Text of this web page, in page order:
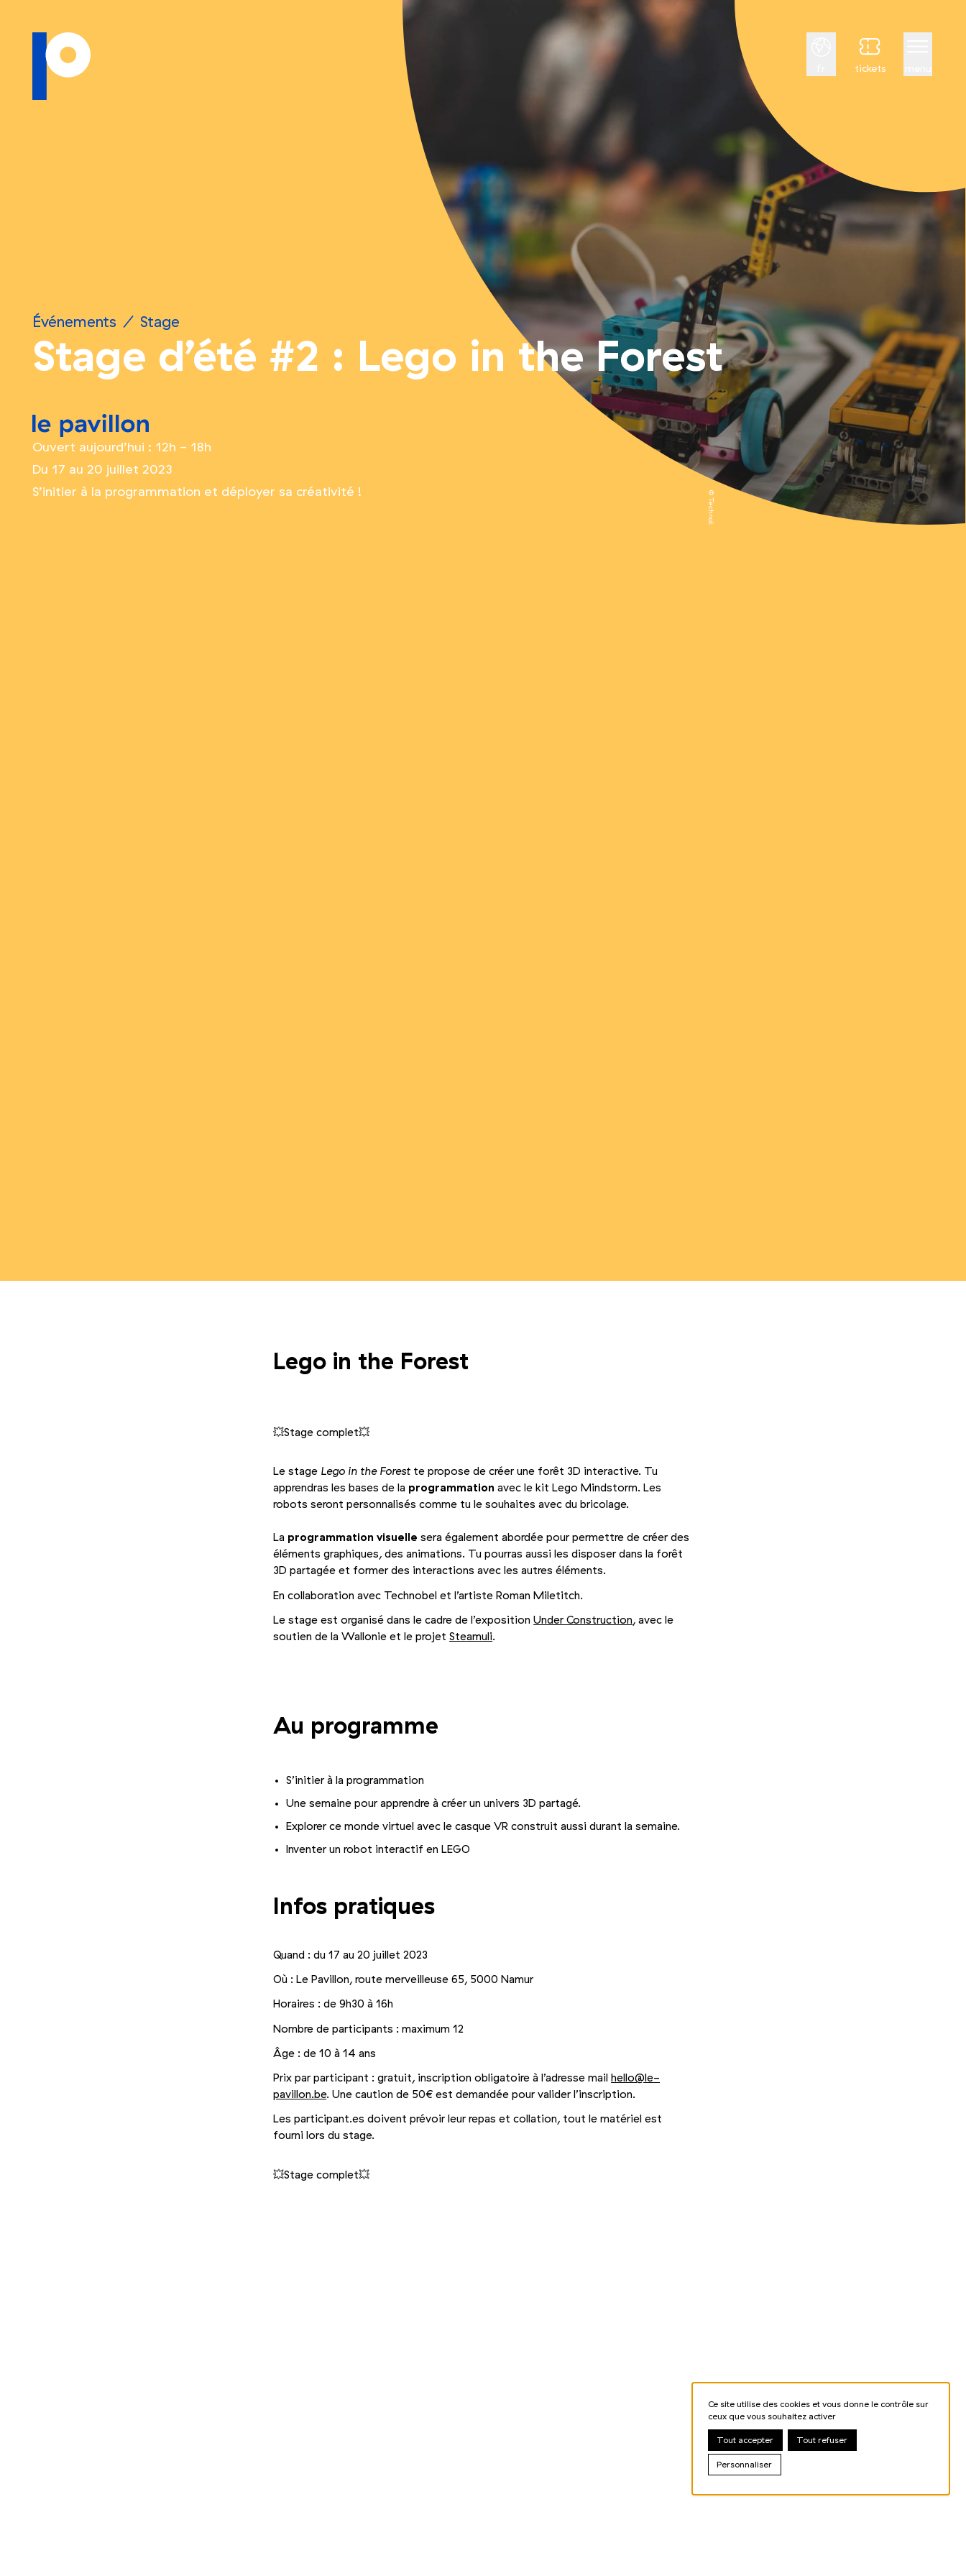
Françaistickets
© Technobel
Événements / Stage
Stage d’été #2 : Lego in the Forest
le pavillon
Ouvert aujourd’hui : 12h - 18h
Du 17 au 20 juillet 2023
S’initier à la programmation et déployer sa créativité !
Lego in the Forest
💥Stage complet💥
Le stage Lego in the Forest te propose de créer une forêt 3D interactive. Tu
apprendras les bases de la programmationavec le kit Lego Mindstorm. Les
robots seront personnalisés comme tu le souhaites avec du bricolage.
La programmation visuelle sera également abordée pour permettre de créer des
éléments graphiques, des animations. Tu pourras aussi les disposer dans la forêt
3D partagée et former des interactions avec les autres éléments.
En collaboration avec Technobel et l’artiste Roman Miletitch.
Le stage est organisé dans le cadre de l’expositionUnder Construction , avec le
soutien de la Wallonie et le projetSteamuli.
Au programme
S’initier à la programmation
Une semaine pour apprendre à créer un univers 3D partagé.
Explorer ce monde virtuel avec le casque VR construit aussi durant la semaine.
Inventer un robot interactif en LEGO
Infos pratiques
Quand : du 17 au 20 juillet 2023
Où : Le Pavillon, route merveilleuse 65, 5000 Namur
Horaires : de 9h30 à 16h
Nombre de participants : maximum 12
Âge : de 10 à 14 ans
Prix par participant : gratuit, inscription obligatoire à l’adresse mail
hello@​le-​
pavillon.​be. Une caution de 50€ est demandée pour valider l’inscription.
Les par​tic​i​pant​.es doivent prévoir leur repas et collation, tout le matériel est
fourni lors du stage.
💥Stage complet💥
Ce site utilise des cookies et vous donne le contrôle sur
ceux que vous souhaitez activer
Tout accepter Tout refuser
Personnaliser